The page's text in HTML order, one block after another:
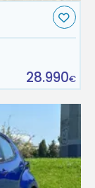
28.990€